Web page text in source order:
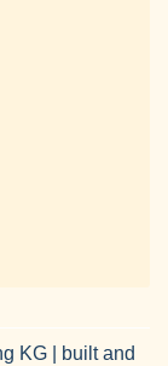
KG | built and